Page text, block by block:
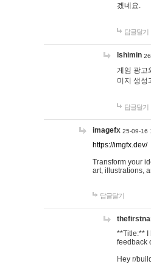
겠네요.
답글달기
lshimin
게임 광고
미지 생성
답글달기
imagefx 25-09-16
https://imgfx.dev/
Transform your
art, illustrations,
답글달기
**Title:** I
feedback
Hey r/